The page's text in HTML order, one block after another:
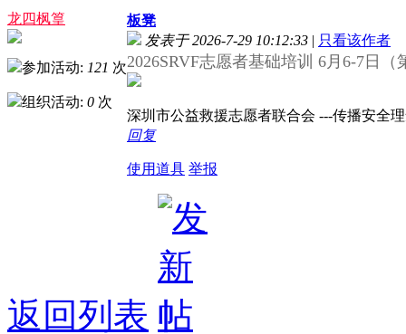
龙四枫篁
参加活动: 121 次
组织活动: 0 次
板凳
发表于 2026-7-29 10:12:33 | 只看该作者
2026SRVF志愿者基础培训 6月6-7日
深圳市公益救援志愿者联合会 ---传播安全
回复
使用道具 举报
返回列表